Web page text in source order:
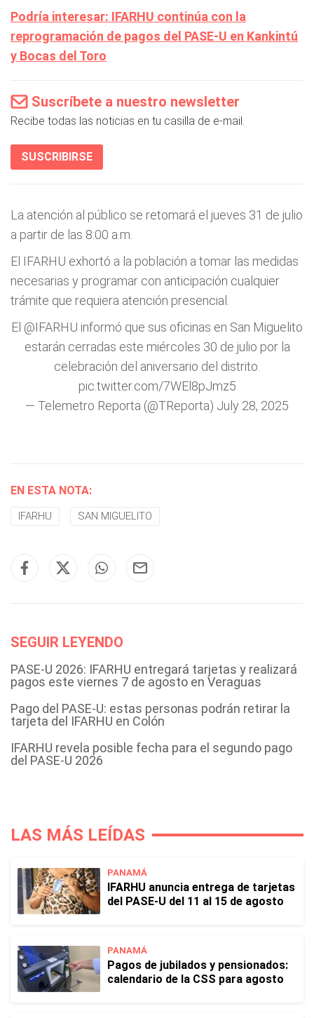
Podría interesar: IFARHU continúa con la
reprogramación de pagos del PASE-U en Kankintú
y Bocas del Toro
Suscríbete a nuestro newsletter
Recibe todas las noticias en tu casilla de e-mail.
SUSCRIBIRSE
La atención al público se retomará el jueves 31 de julio
a partir de las 8:00 a.m.
El IFARHU exhortó a la población a tomar las medidas
necesarias y programar con anticipación cualquier
trámite que requiera atención presencial.
El @IFARHU informó que sus oficinas en San Miguelito
estarán cerradas este miércoles 30 de julio por la
celebración del aniversario del distrito.
pic.twitter.com/7WEl8pJmz5
— Telemetro Reporta (@TReporta) July 28, 2025
EN ESTA NOTA:
IFARHU SAN MIGUELITO
SEGUIR LEYENDO
PASE-U 2026: IFARHU entregará tarjetas y realizará
pagos este viernes 7 de agosto en Veraguas
Pago del PASE-U: estas personas podrán retirar la
tarjeta del IFARHU en Colón
IFARHU revela posible fecha para el segundo pago
del PASE-U 2026
LAS MÁS LEÍDAS
PANAMÁ
IFARHU anuncia entrega de tarjetas
del PASE-U del 11 al 15 de agosto
PANAMÁ
Pagos de jubilados y pensionados:
calendario de la CSS para agosto